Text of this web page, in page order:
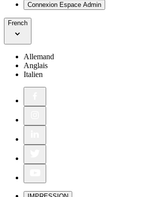
Connexion Espace Admin
French
Allemand
Anglais
Italien